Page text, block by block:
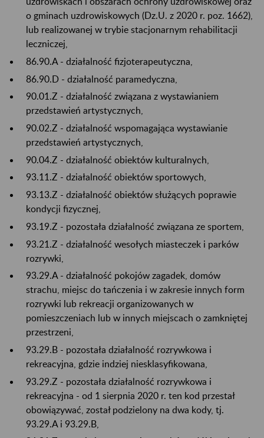
o gminach uzdrowiskowych (Dz.U. z 2020 r. poz. 1662),
lub realizowanej w trybie stacjonarnym rehabilitacji
leczniczej,
86.90.A - działalność fizjoterapeutyczna,
86.90.D - działalność paramedyczna,
90.01.Z - działalność związana z wystawianiem
przedstawień artystycznych,
90.02.Z - działalność wspomagająca wystawianie
przedstawień artystycznych,
90.04.Z - działalność obiektów kulturalnych,
93.11.Z - działalność obiektów sportowych,
93.13.Z - działalność obiektów służących poprawie
kondycji fizycznej,
93.19.Z - pozostała działalność związana ze sportem,
93.21.Z - działalność wesołych miasteczek i parków
rozrywki,
93.29.A - działalność pokojów zagadek, domów
strachu, miejsc do tańczenia i w zakresie innych form
rozrywki lub rekreacji organizowanych w
pomieszczeniach lub w innych miejscach o zamkniętej
przestrzeni,
93.29.B - pozostała działalność rozrywkowa i
rekreacyjna, gdzie indziej niesklasyfikowana,
93.29.Z - pozostała działalność rozrywkowa i
rekreacyjna - od 1 sierpnia 2020 r. ten kod przestał
obowiązywać, został podzielony na dwa kody, tj.
93.29.A i 93.29.B,